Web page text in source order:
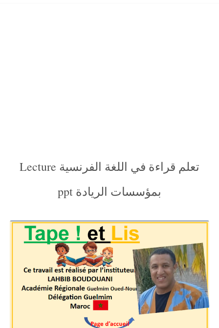
تعلم قراءة في اللغة الفرنسية Lecture
بمؤسسات الريادة ppt